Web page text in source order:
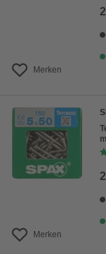
Merken
Merken